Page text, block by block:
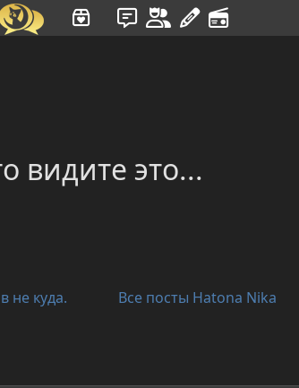
видите это...
не куда. Все посты Hatona Nika